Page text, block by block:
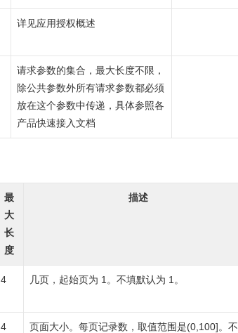
详见应用授权概述
请求参数的集合，最大长度不限，
除公共参数外所有请求参数都必须
放在这个参数中传递，具体参照各
产品快速接入文档
最
大
长
度
描述
4 几页，起始页为 1。不填默认为 1。
4
页面大小。每页记录数，取值范围是(0,100]。不